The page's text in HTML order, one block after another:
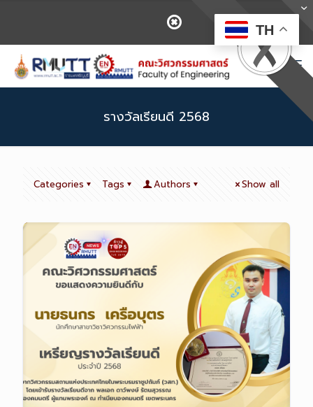
รางวัลเรียนดี 2568
Categories Tags Authors Show all
TH